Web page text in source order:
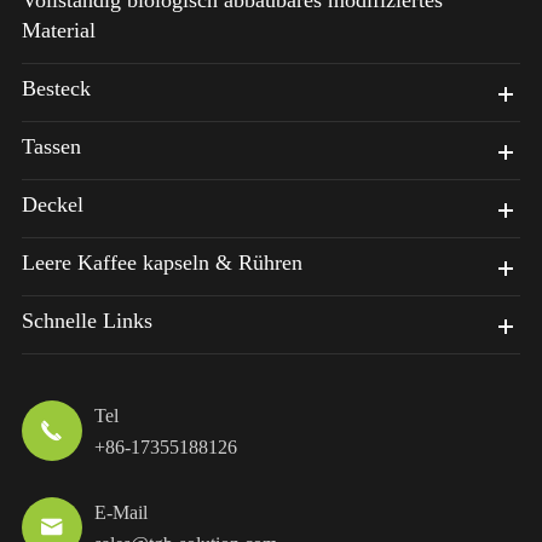
Material
Besteck
Tassen
Deckel
Leere Kaffee kapseln & Rühren
Schnelle Links

Tel
+86-17355188126

E-Mail